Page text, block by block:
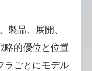
製品、展開、
略的優位と位置
ラごとにモデル